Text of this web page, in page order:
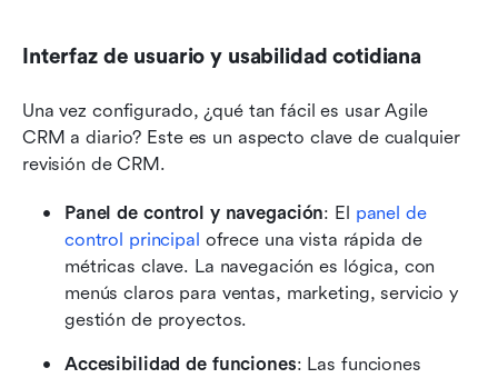
Interfaz de usuario y usabilidad cotidiana
Una vez configurado, ¿qué tan fácil es usar Agile
CRM a diario? Este es un aspecto clave de cualquier
revisión de CRM.
Panel de control y navegación: El panel de
control principal ofrece una vista rápida de
métricas clave. La navegación es lógica, con
menús claros para ventas, marketing, servicio y
gestión de proyectos.
Accesibilidad de funciones: Las funciones